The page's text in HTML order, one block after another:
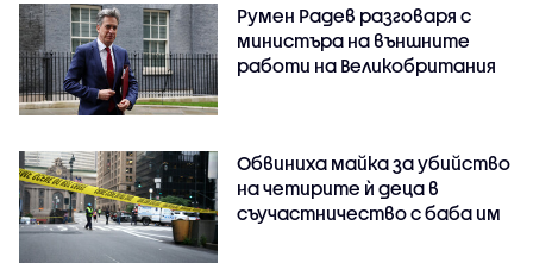
Румен Радев разговаря с
министъра на външните
работи на Великобритания
Обвиниха майка за убийство
на четирите ѝ деца в
съучастничество с баба им